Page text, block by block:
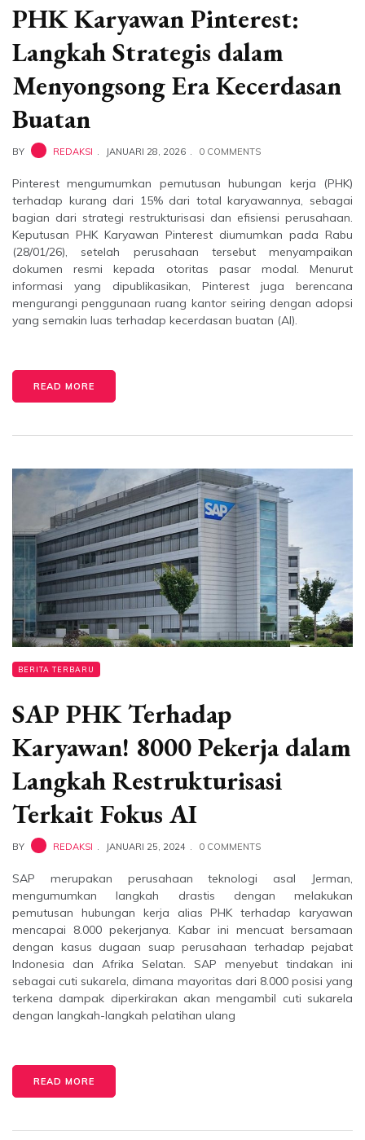
PHK Karyawan Pinterest:
Langkah Strategis dalam
Menyongsong Era Kecerdasan
Buatan
BY REDAKSI JANUARI 28, 2026 0 COMMENTS
Pinterest mengumumkan pemutusan hubungan kerja (PHK)
terhadap kurang dari 15% dari total karyawannya, sebagai
bagian dari strategi restrukturisasi dan efisiensi perusahaan.
Keputusan PHK Karyawan Pinterest diumumkan pada Rabu
(28/01/26), setelah perusahaan tersebut menyampaikan
dokumen resmi kepada otoritas pasar modal. Menurut
informasi yang dipublikasikan, Pinterest juga berencana
mengurangi penggunaan ruang kantor seiring dengan adopsi
yang semakin luas terhadap kecerdasan buatan (AI).
READ MORE
BERITA TERBARU
SAP PHK Terhadap
Karyawan! 8000 Pekerja dalam
Langkah Restrukturisasi
Terkait Fokus AI
BY REDAKSI JANUARI 25, 2024 0 COMMENTS
SAP merupakan perusahaan teknologi asal Jerman,
mengumumkan langkah drastis dengan melakukan
pemutusan hubungan kerja alias PHK terhadap karyawan
mencapai 8.000 pekerjanya. Kabar ini mencuat bersamaan
dengan kasus dugaan suap perusahaan terhadap pejabat
Indonesia dan Afrika Selatan. SAP menyebut tindakan ini
sebagai cuti sukarela, dimana mayoritas dari 8.000 posisi yang
terkena dampak diperkirakan akan mengambil cuti sukarela
dengan langkah-langkah pelatihan ulang
READ MORE